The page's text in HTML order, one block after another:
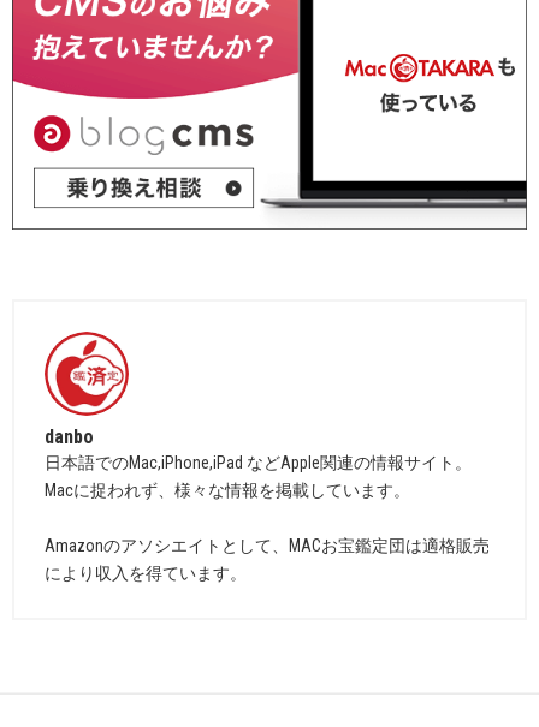
danbo
日本語でのMac,iPhone,iPad などApple関連の情報サイト。
Macに捉われず、様々な情報を掲載しています。
Amazonのアソシエイトとして、MACお宝鑑定団は適格販売
により収入を得ています。